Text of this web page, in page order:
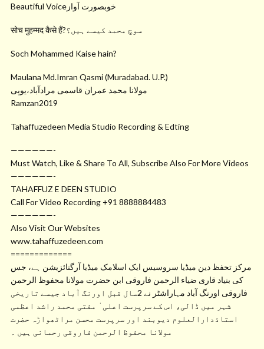
Beautiful Voiceخوبصورت آواز
सोच मुहम्मद कैसे हैं?سوچ محمد کیسے ہیں؟
Soch Mohammed Kaise hain?
Maulana Md.Imran Qasmi (Muradabad. U.P.)
مولانا محمد عمران قاسمی مرادآباد،یوپی
Ramzan2019
Tahaffuzedeen Media Studio Recording & Edting
——————-
Must Watch, Like & Share To All, Subscribe Also For More Videos
——————-
TAHAFFUZ E DEEN STUDIO
Call For Video Recording +91 8888884483
——————-
Also Visit Our Websites
www.tahaffuzedeen.com
=============
مرکز تحفظ دین میڈیا سروسیس ایک اسلامک میڈیا آرگنائزیشن ہے، جس
کی بنیاد قاری ضیاء الرحمن فاروقی ابن حضرت مولانا محفوظ الرحمن
فاروقی اورنگ آباد مہاراشٹر نے 2سال قبل اورنگ آباد جیسے تاریخی
شہر میں ڈالی، اس کے سرپرست اعلی ٰ مفتی محمد راشد اعظمی
استاذدارالعلوم دیوبند اور سرپرست محسن مراٹھواڑہ حضرت
مولانا محفوظ الرحمن فاروقی رحمانی ہیں ۔